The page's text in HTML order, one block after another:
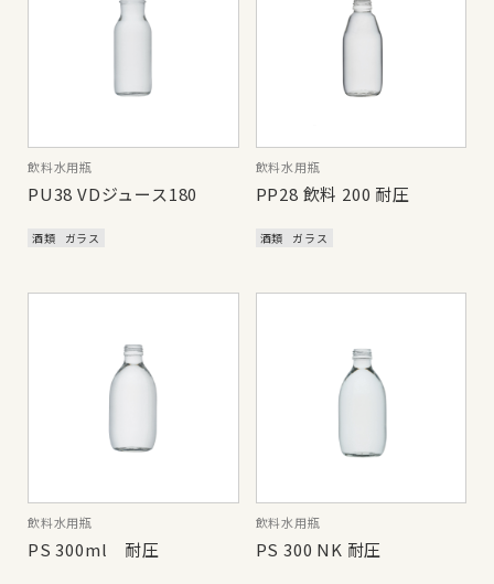
飲料水用瓶
PU38 VDジュース180
酒類 ガラス
飲料水用瓶
PP28 飲料 200 耐圧
酒類 ガラス
飲料水用瓶
PS 300ml 耐圧
飲料水用瓶
PS 300 NK 耐圧